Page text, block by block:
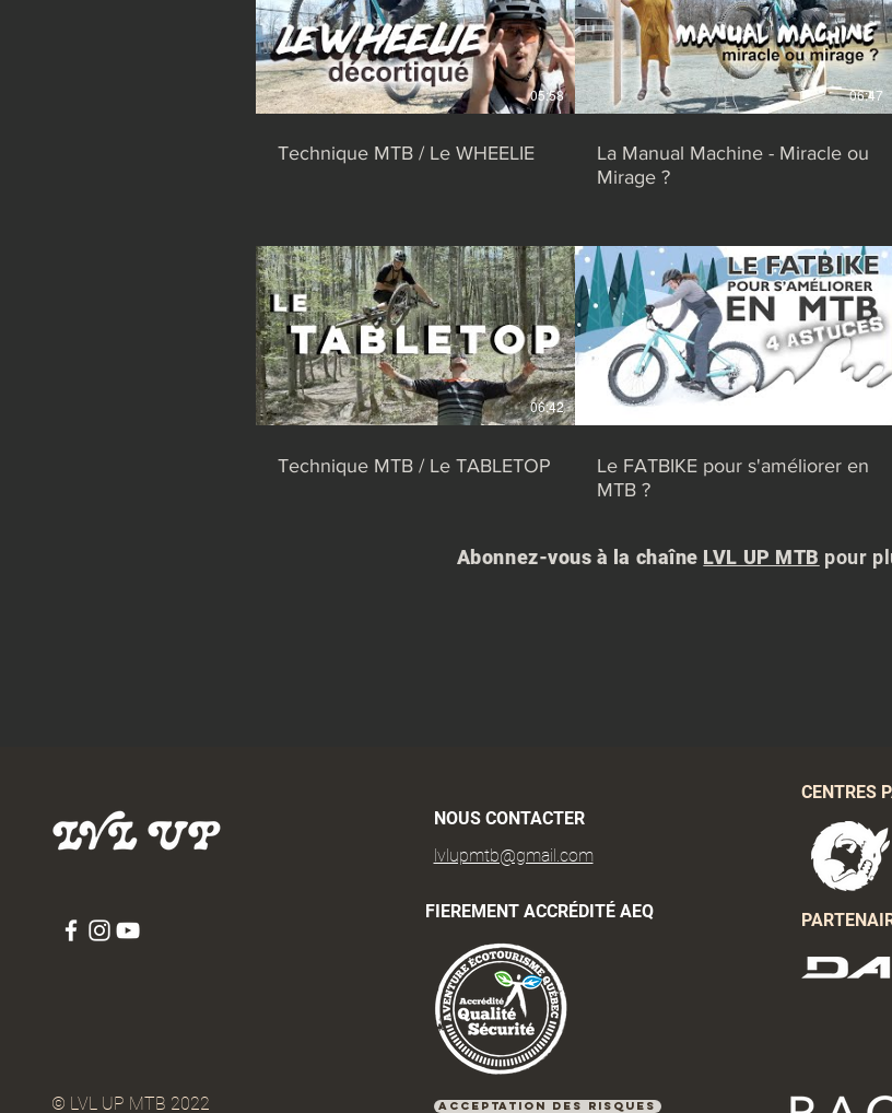
05:58
Technique MTB / Le WHEELIE
06:47
La Manual Machine - Miracle ou
Mirage ?
06:42
Technique MTB / Le TABLETOP
Le FATBIKE pour s'améliorer en
MTB ?
Abonnez-vous à la chaîne LVL UP MTB pour
© LVL UP MTB 2022
NOUS CONTACTER
lvlupmtb@gmail.com
FIEREMENT ACCRÉDITÉ AEQ
Acceptation des risques
CENTRES